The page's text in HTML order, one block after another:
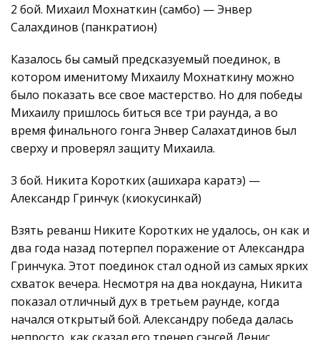
2 бой. Михаил Мохнаткин (самбо) — Энвер
Салахдинов (панкратион)
Казалось бы самый предсказуемый поединок, в
котором именитому Михаилу Мохнаткину можно
было показать все свое мастерство. Но для победы
Михаилу пришлось биться все три раунда, а во
время финального гонга Энвер Салахатдинов был
сверху и проверял защиту Михаила.
3 бой. Никита Коротких (ашихара каратэ) —
Александр Гринчук (киокусинкай)
Взять реванш Никите Коротких не удалось, он как и
два года назад потерпел поражение от Александра
Гринчука. Этот поединок стал одной из самых ярких
схваток вечера. Несмотря на два нокдауна, Никита
показал отличный дух в третьем раунде, когда
начался открытый бой. Александру победа далась